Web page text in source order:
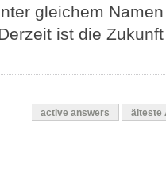
gleichem
ist die
active answers älteste